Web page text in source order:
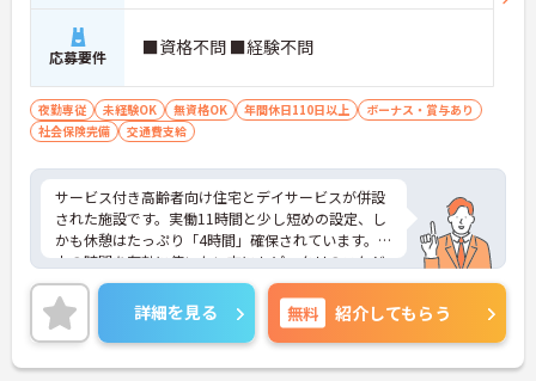
応募要件 ■資格不問 ■経験不問
夜勤専従 未経験OK 無資格OK 年間休日110日以上
ボーナス・賞与あり
社会保険完備
交通費支給
サービス付き高齢者向け住宅とデイサービスが併設
された施設です。実働11時間と少し短めの設定、し
かも休憩はたっぷり「4時間」確保されています。日
中の時間を有効に使いたい方にもピッタリのスケジ
ュールです。
◆「学びたい」という意欲を全力で応援する職場で
す。資格取得支援制度を利用すれば、介護職員初任
者研修や実務者研修などの費用を会社負担で取得可
能です。資格を取得するごとにしっかりと給与に反
詳細を見る 無料 紹介してもらう